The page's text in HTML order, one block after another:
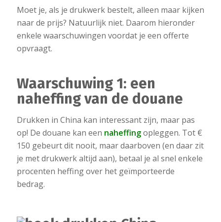
Moet je, als je drukwerk bestelt, alleen maar kijken
naar de prijs? Natuurlijk niet. Daarom hieronder
enkele waarschuwingen voordat je een offerte
opvraagt.
Waarschuwing 1: een
naheffing van de douane
Drukken in China kan interessant zijn, maar pas
op! De douane kan een naheffingopleggen. Tot €
150 gebeurt dit nooit, maar daarboven (en daar zit
je met drukwerk altijd aan), betaal je al snel enkele
procenten heffing over het geïmporteerde
bedrag.